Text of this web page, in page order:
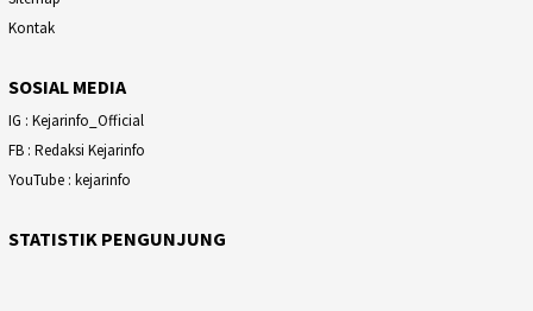
Kontak
SOSIAL MEDIA
IG : Kejarinfo_Official
FB : Redaksi Kejarinfo
YouTube : kejarinfo
STATISTIK PENGUNJUNG